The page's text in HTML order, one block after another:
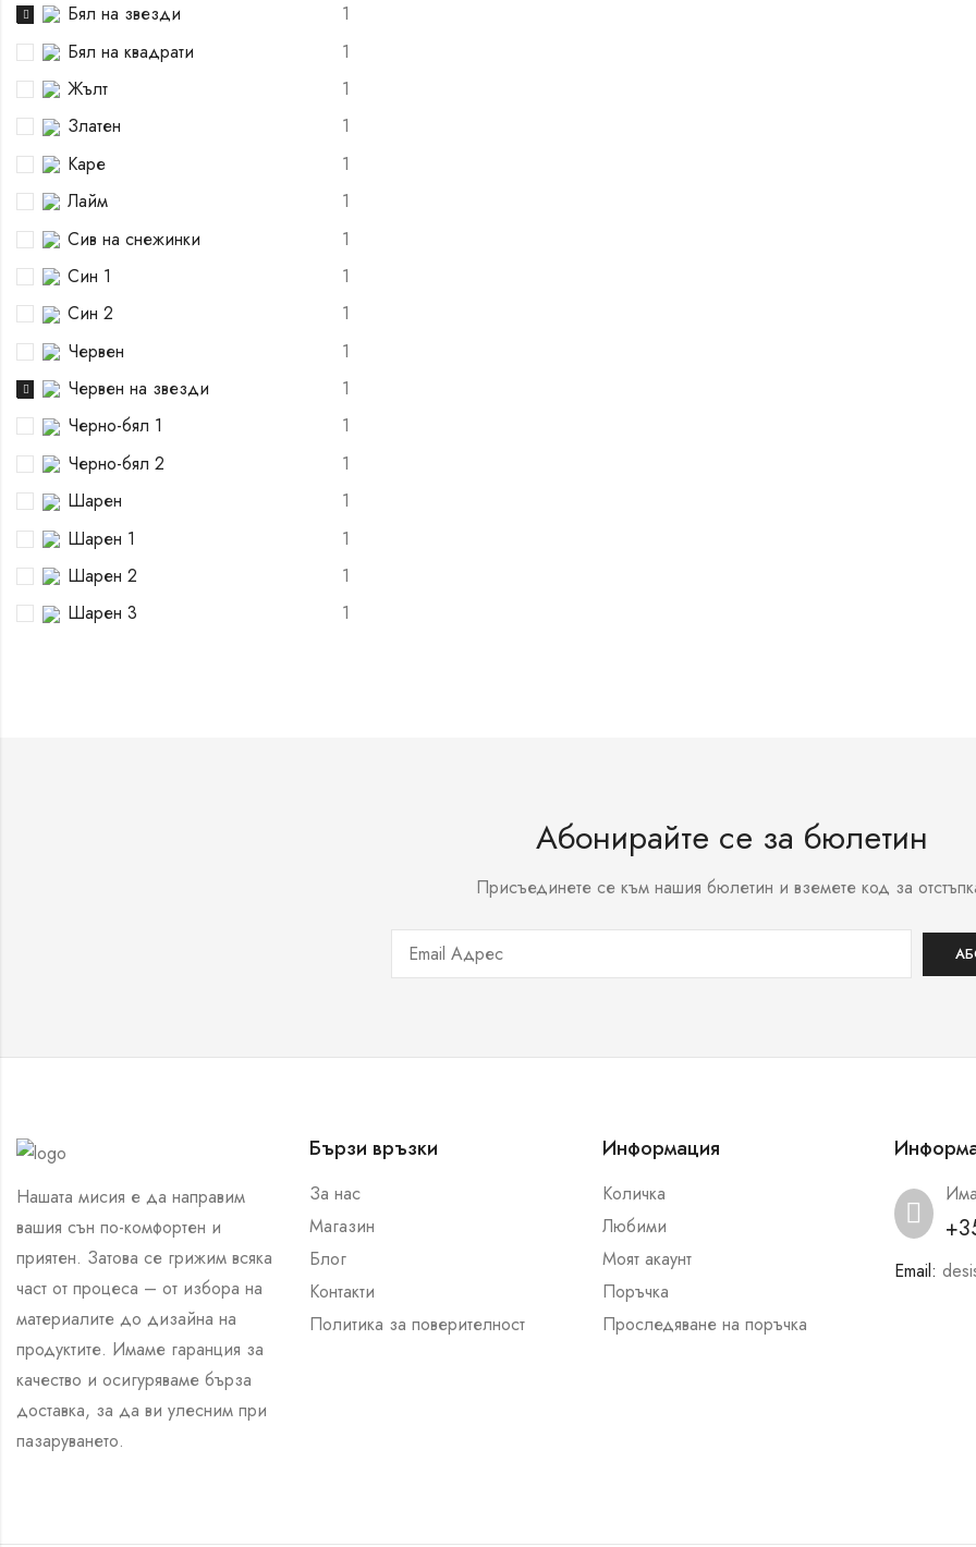
Бял на звезди
1
Бял на квадрати
1
Жълт
1
Златен
1
Каре
1
Лайм
1
Сив на снежинки
1
Син 1
1
Син 2
1
Червен
1
Червен на звезди
1
Черно-бял 1
1
Черно-бял 2
1
Шарен
1
Шарен 1
1
Шарен 2
1
Шарен 3
1
Абонирайте се за бюлетин
Присъединете се към нашия бюлетин и вземете код за
Нашата мисия е да направим
вашия сън по-комфортен и
приятен. Затова се грижим всяка
част от процеса – от избора на
материалите до дизайна на
продуктите. Имаме гаранция за
качество и осигуряваме бърза
доставка, за да ви улесним при
пазаруването.
Бързи връзки
За нас
Магазин
Блог
Контакти
Политика за поверителност
Информация
Количка
Любими
Моят акаунт
Поръчка
Проследяване на поръчка
Email: